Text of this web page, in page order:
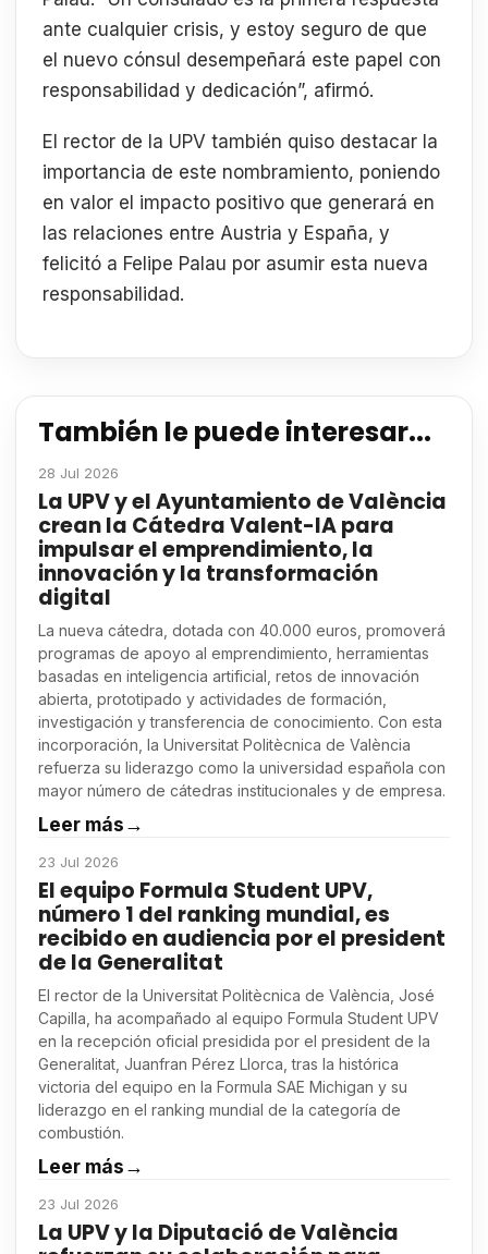
ante cualquier crisis, y estoy seguro de que
el nuevo cónsul desempeñará este papel con
responsabilidad y dedicación”, afirmó.
El rector de la UPV también quiso destacar la
importancia de este nombramiento, poniendo
en valor el impacto positivo que generará en
las relaciones entre Austria y España, y
felicitó a Felipe Palau por asumir esta nueva
responsabilidad.
También le puede interesar...
28 Jul 2026
La UPV y el Ayuntamiento de València
crean la Cátedra Valent-IA para
impulsar el emprendimiento, la
innovación y la transformación
digital
La nueva cátedra, dotada con 40.000 euros, promoverá
programas de apoyo al emprendimiento, herramientas
basadas en inteligencia artificial, retos de innovación
abierta, prototipado y actividades de formación,
investigación y transferencia de conocimiento. Con esta
incorporación, la Universitat Politècnica de València
refuerza su liderazgo como la universidad española con
mayor número de cátedras institucionales y de empresa.
Leer más→
23 Jul 2026
El equipo Formula Student UPV,
número 1 del ranking mundial, es
recibido en audiencia por el president
de la Generalitat
El rector de la Universitat Politècnica de València, José
Capilla, ha acompañado al equipo Formula Student UPV
en la recepción oficial presidida por el president de la
Generalitat, Juanfran Pérez Llorca, tras la histórica
victoria del equipo en la Formula SAE Michigan y su
liderazgo en el ranking mundial de la categoría de
combustión.
Leer más→
23 Jul 2026
La UPV y la Diputació de València